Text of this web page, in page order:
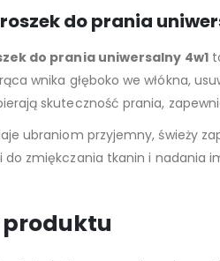
do prania
do prania uniwersalny 4w1
wnika głęboko we włókna,
skuteczność prania,
ubraniom przyjemny, świeży
do zmiękczania tkanin i nadania
produktu